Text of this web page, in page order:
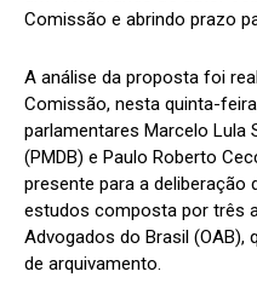
Comissão e abrindo prazo
A análise da proposta foi
Comissão, nesta quinta-
parlamentares Marcelo Lula
(PMDB) e Paulo Roberto
presente para a
estudos composta por três
Advogados do Brasil
de arquivamento.